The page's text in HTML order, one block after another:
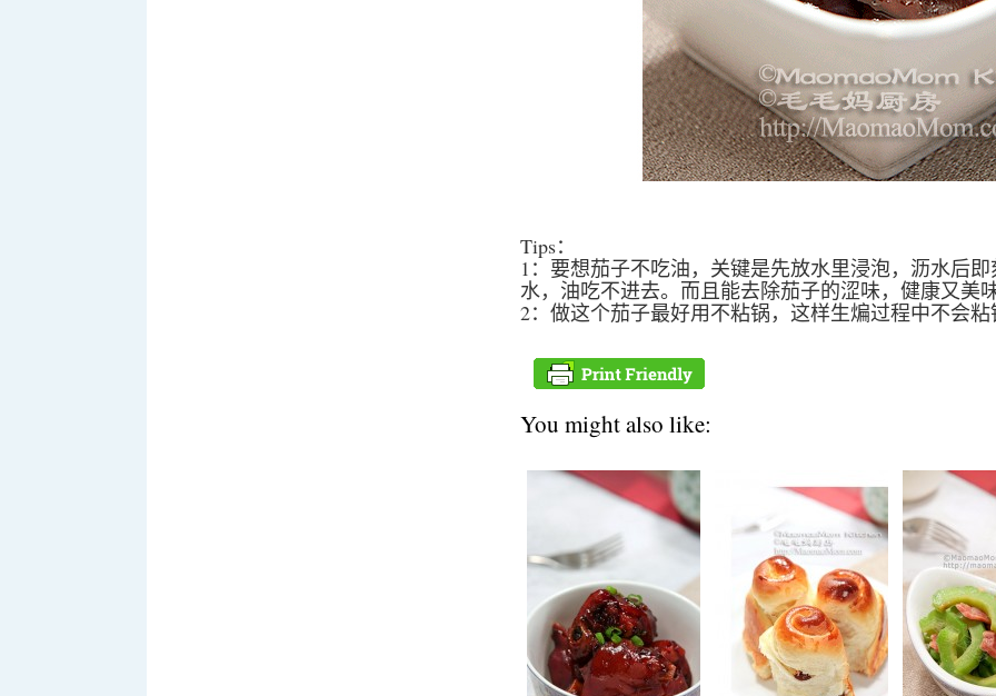
Tips：
1：要想茄子不吃油，关键是先放水里浸泡，沥水后
水，油吃不进去。而且能去除茄子的涩味，健康又美
2：做这个茄子最好用不粘锅，这样生煸过程中不会粘
You might also like: